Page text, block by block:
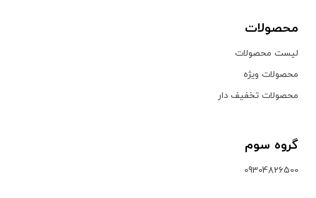
محصولات
لیست محصولات
محصولات ویژه
محصولات تخفیف دار
گروه سوم
09304826500